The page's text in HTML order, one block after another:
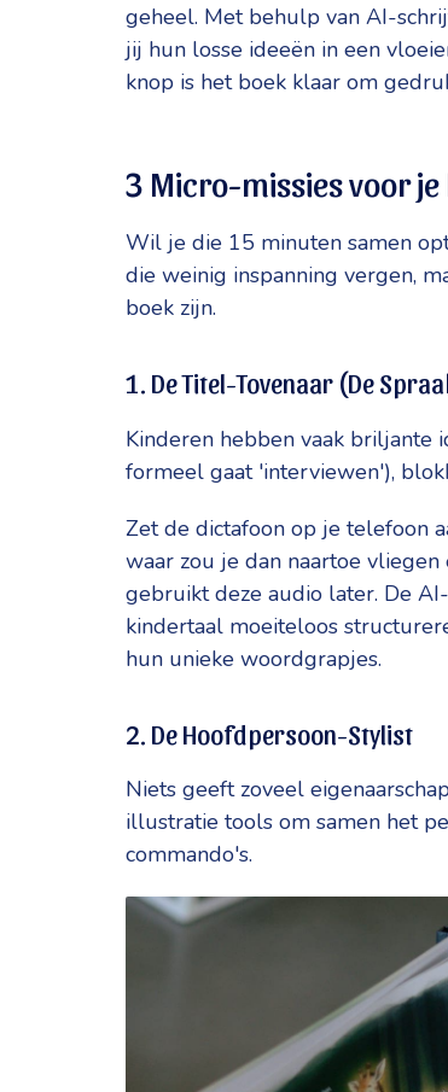
geheel. Met behulp van AI-
jij hun losse ideeën in een
knop is het boek klaar om
3 Micro-missies voor
Wil je die 15 minuten samen
die weinig inspanning vergen,
boek zijn.
1. De Titel-Tovenaar (De
Kinderen hebben vaak briljante
formeel gaat 'interviewen'),
Zet de dictafoon op je telefoon
waar zou je dan naartoe
gebruikt deze audio later. De
kindertaal moeiteloos
hun unieke woordgrapjes.
2. De Hoofdpersoon-Stylist
Niets geeft zoveel
illustratie tools om samen het
commando's.